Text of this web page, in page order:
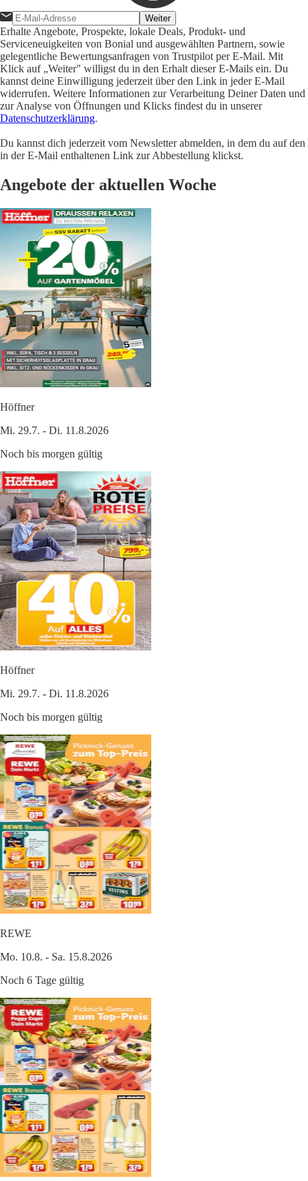
Weiter
Erhalte Angebote, Prospekte, lokale Deals, Produkt- und
Serviceneuigkeiten von Bonial und ausgewählten Partnern, sowie
gelegentliche Bewertungsanfragen von Trustpilot per E-Mail. Mit
Klick auf „Weiter" willigst du in den Erhalt dieser E-Mails ein. Du
kannst deine Einwilligung jederzeit über den Link in jeder E-Mail
widerrufen. Weitere Informationen zur Verarbeitung Deiner Daten und
zur Analyse von Öffnungen und Klicks findest du in unserer
Datenschutzerklärung.
Du kannst dich jederzeit vom Newsletter abmelden, in dem du auf den
in der E-Mail enthaltenen Link zur Abbestellung klickst.
Angebote der aktuellen Woche
Höffner
Mi. 29.7. - Di. 11.8.2026
Noch bis morgen gültig
Höffner
Mi. 29.7. - Di. 11.8.2026
Noch bis morgen gültig
REWE
Mo. 10.8. - Sa. 15.8.2026
Noch 6 Tage gültig